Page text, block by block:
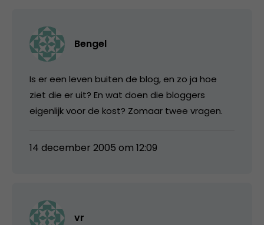
Bengel
Is er een leven buiten de blog, en zo ja hoe
ziet die er uit? En wat doen die bloggers
eigenlijk voor de kost? Zomaar twee vragen.
14 december 2005 om 12:09
vr